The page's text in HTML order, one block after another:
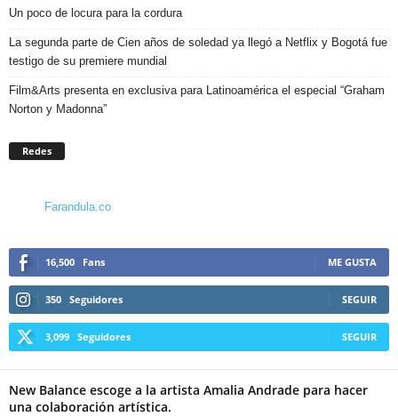
Un poco de locura para la cordura
La segunda parte de Cien años de soledad ya llegó a Netflix y Bogotá fue
testigo de su premiere mundial
Film&Arts presenta en exclusiva para Latinoamérica el especial “Graham
Norton y Madonna”
Redes
Farandula.co
16,500 Fans ME GUSTA
350 Seguidores SEGUIR
3,099 Seguidores SEGUIR
New Balance escoge a la artista Amalia Andrade para hacer
una colaboración artística.